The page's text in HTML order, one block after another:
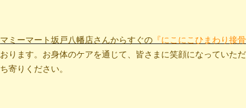
マミーマート坂戸八幡店さんからすぐの 『にこにこひまわり接骨
おります。お身体のケアを通じて、皆さまに笑顔になっていた
ち寄りください。